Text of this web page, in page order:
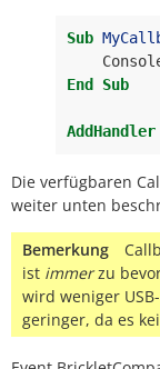
Sub
End
Sub
AddHandler
Die verfügbaren
weiter unten
Bemerkung
ist immerzu
wird weniger
geringer, da es